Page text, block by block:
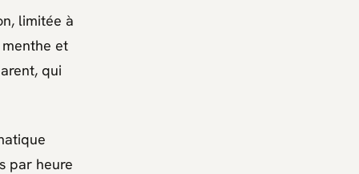
, limitée à
et
qui
par heure